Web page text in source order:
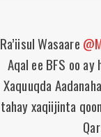
Ra’iisul Wasaare
Aqal ee BFS oo
Xaquuqda
tahay xaqiijinta